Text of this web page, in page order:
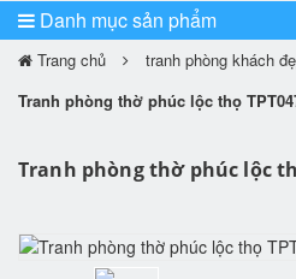
Danh mục sản phẩm
Trang chủ tranh phòng khách
Tranh phòng thờ phúc lộc thọ
Tranh phòng thờ phúc lộc